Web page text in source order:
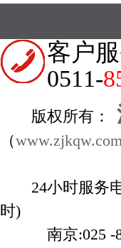
客户
0511-
版权所有：
（
24小时服务
时)
南京:025 -